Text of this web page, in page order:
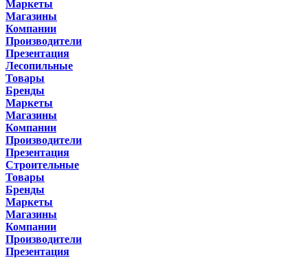
Маркеты
Магазины
Компании
Производители
Презентация
Лесопильные
Товары
Бренды
Маркеты
Магазины
Компании
Производители
Презентация
Строительные
Товары
Бренды
Маркеты
Магазины
Компании
Производители
Презентация